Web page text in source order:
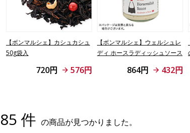
【ボンマルシェ】カシュカシュ
50g袋入
720円 576円
【ボンマルシェ】ウェルシュレ
ディ ホースラディッシュソース
864円 432円
85 件 の商品が見つかりました。